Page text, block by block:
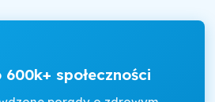
600k+ społeczności